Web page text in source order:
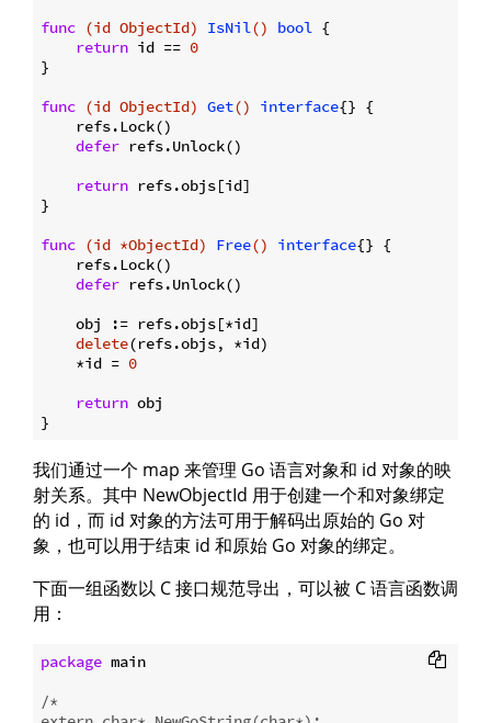
func (id ObjectId) IsNil () bool
{
return id == 0
}
func (id ObjectId) Get() interface{} {
    refs.Lock()
defer refs.Unlock()
return refs.objs[id]
}
func (id *ObjectId) Free() interface{} {
    refs.Lock()
defer refs.Unlock()
    obj := refs.objs[*id]
delete(refs.objs, *id)
    *id =
0
return obj
我们通过一个 map 来管理 Go 语言对象和 id 对象的映
射关系。其中 NewObjectId 用于创建一个和对象绑定
的 id，而 id 对象的方法可用于解码出原始的 Go 对
象，也可以用于结束 id 和原始 Go 对象的绑定。
下面一组函数以 C 接口规范导出，可以被 C 语言函数调
用：
package main
/*